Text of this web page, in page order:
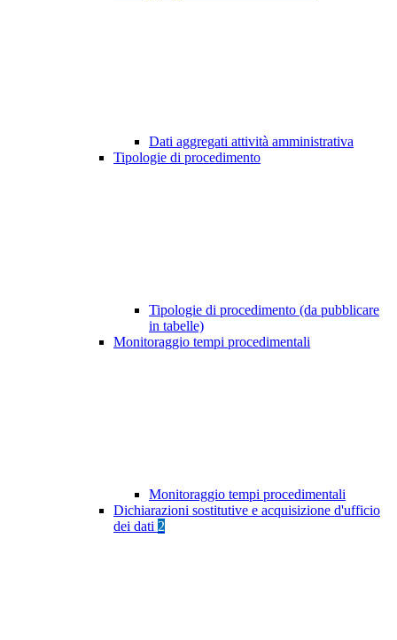
Dati aggregati attività amministrativa
Tipologie di procedimento
Tipologie di procedimento (da pubblicare
in tabelle)
Monitoraggio tempi procedimentali
Monitoraggio tempi procedimentali
Dichiarazioni sostitutive e acquisizione d'ufficio
dei dati 2